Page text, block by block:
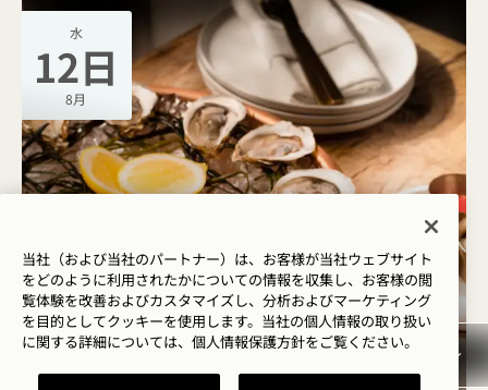
水
12日
8月
「SIP & SEA」木曜日
当社（および当社のパートナー）は、お客様が当社ウェブサイト
をどのように利用されたかについての情報を収集し、お客様の閲
覧体験を改善およびカスタマイズし、分析およびマーケティング
を目的としてクッキーを使用します。当社の個人情報の取り扱い
に関する詳細については、 個人情報保護方針をご覧ください。